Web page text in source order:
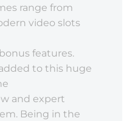
range from
video slots
features.
to this huge
and expert
Being in the